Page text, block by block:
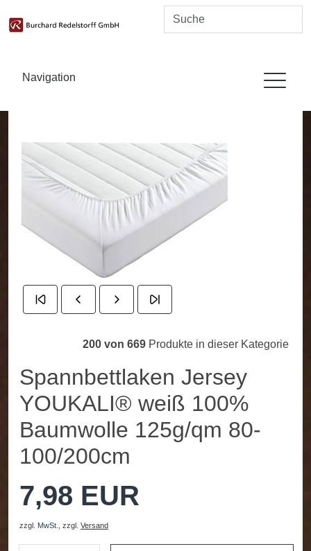
Navigation
200 von 669 Produkte in dieser Kategorie
Spannbettlaken Jersey
YOUKALI® weiß 100%
Baumwolle 125g/qm 80-
100/200cm
7,98 EUR
zzgl. MwSt., zzgl. Versand